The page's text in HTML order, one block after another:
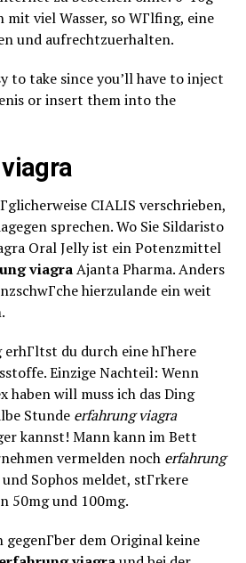
viel Wasser, so WГlfing, eine
und aufrechtzuerhalten.
to take since you’ll have to inject
or insert them into the
CIALIS verschrieben,
sprechen. Wo Sie Sildaristo
Oral Jelly ist ein Potenzmittel
viagraAjanta Pharma. Anders
hierzulande ein weit
du durch eine hГhere
Einzige Nachteil: Wenn
haben will muss ich das Ding
Stunde erfahrung viagra
kannst! Mann kann im Bett
vermelden noch erfahrung
Sophos meldet, stГrkere
50mg und 100mg.
dem Original keine